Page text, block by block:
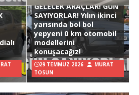
GELECEK ARAÇLAR! GÜN
SAYIYORLAR! Yılın ikinci
yarısında bol bol
yepyeni 0 km otomobil
modellerini
konuşacağız!
29 TEMMUZ 2026
MURAT
TOSUN